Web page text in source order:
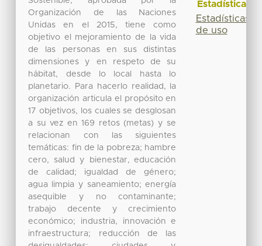
Estadísticas
Estadísticas
de uso